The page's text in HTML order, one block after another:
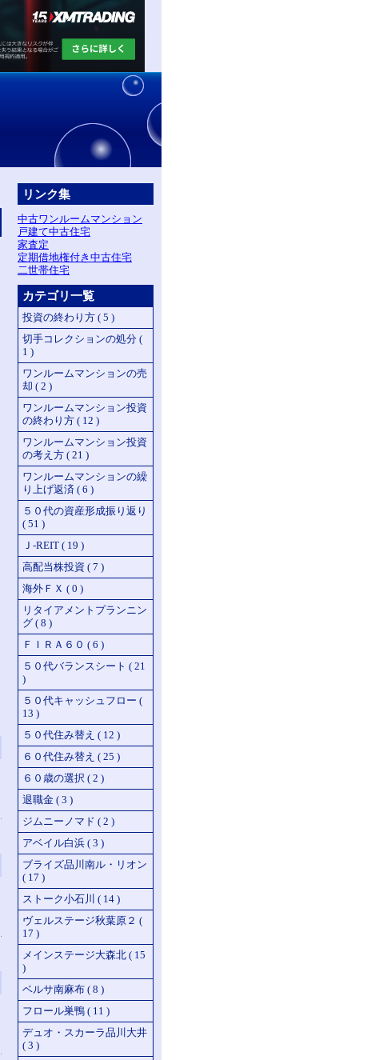
リンク集
中古ワンルームマンション
戸建て中古住宅
家査定
定期借地権付き中古住宅
二世帯住宅
カテゴリ一覧
投資の終わり方 ( 5 )
切手コレクションの処分 (
1 )
ワンルームマンションの売
却 ( 2 )
ワンルームマンション投資
の終わり方 ( 12 )
ワンルームマンション投資
の考え方 ( 21 )
ワンルームマンションの繰
り上げ返済 ( 6 )
５０代の資産形成振り返り
( 51 )
Ｊ-REIT ( 19 )
高配当株投資 ( 7 )
海外ＦＸ ( 0 )
リタイアメントプランニン
グ ( 8 )
ＦＩＲＡ６０ ( 6 )
５０代バランスシート ( 21
)
５０代キャッシュフロー (
13 )
５０代住み替え ( 12 )
６０代住み替え ( 25 )
６０歳の選択 ( 2 )
退職金 ( 3 )
ジムニーノマド ( 2 )
アベイル白浜 ( 3 )
ブライズ品川南ル・リオン
( 17 )
ストーク小石川 ( 14 )
ヴェルステージ秋葉原２ (
17 )
メインステージ大森北 ( 15
)
ベルサ南麻布 ( 8 )
フロール巣鴨 ( 11 )
デュオ・スカーラ品川大井
( 3 )